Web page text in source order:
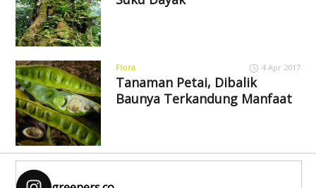
Flora 4 Apr 2017
Tanaman Petai, Dibalik
Baunya Terkandung Manfaat